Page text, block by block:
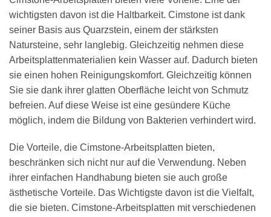
wichtigsten davon ist die Haltbarkeit. Cimstone ist dank
seiner Basis aus Quarzstein, einem der stärksten
Natursteine, sehr langlebig. Gleichzeitig nehmen diese
Arbeitsplattenmaterialien kein Wasser auf. Dadurch bieten
sie einen hohen Reinigungskomfort. Gleichzeitig können
Sie sie dank ihrer glatten Oberfläche leicht von Schmutz
befreien. Auf diese Weise ist eine gesündere Küche
möglich, indem die Bildung von Bakterien verhindert wird.
Die Vorteile, die Cimstone-Arbeitsplatten bieten,
beschränken sich nicht nur auf die Verwendung. Neben
ihrer einfachen Handhabung bieten sie auch große
ästhetische Vorteile. Das Wichtigste davon ist die Vielfalt,
die sie bieten. Cimstone-Arbeitsplatten mit verschiedenen